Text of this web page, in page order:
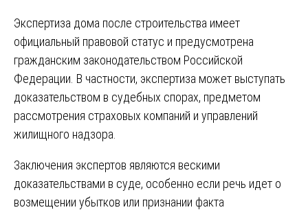
Экспертиза дома после строительства имеет
официальный правовой статус и предусмотрена
гражданским законодательством Российской
Федерации. В частности, экспертиза может выступать
доказательством в судебных спорах, предметом
рассмотрения страховых компаний и управлений
жилищного надзора.
Заключения экспертов являются вескими
доказательствами в суде, особенно если речь идет о
возмещении убытков или признании факта